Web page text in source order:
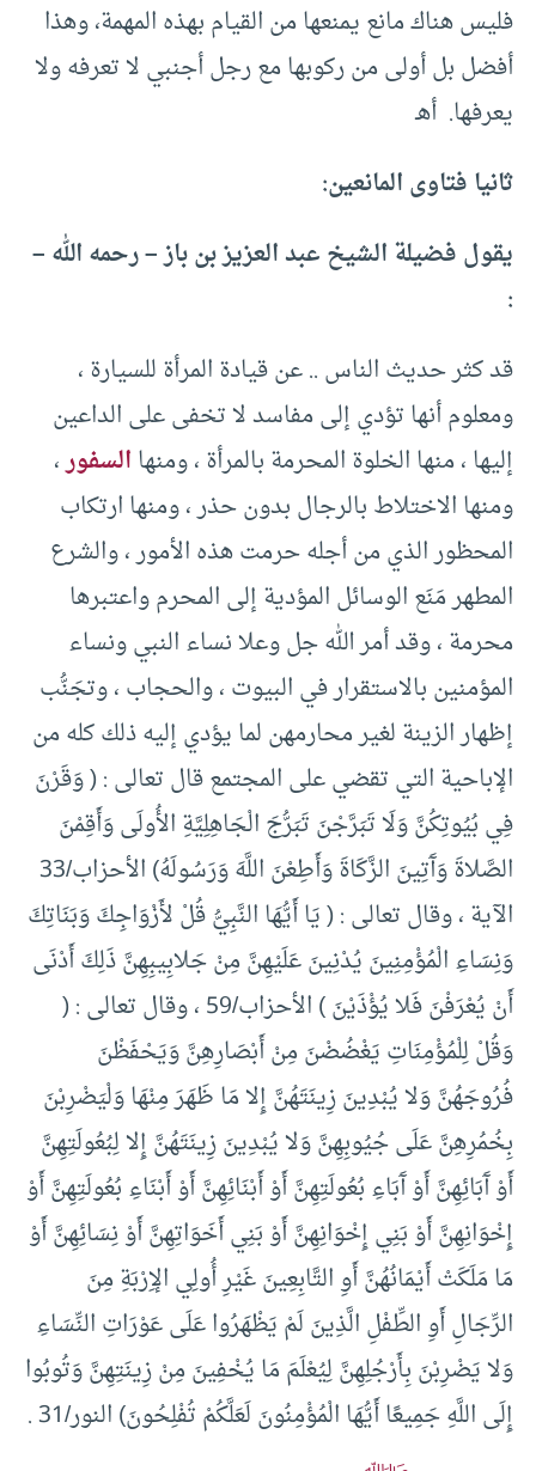
فليس هناك مانع يمنعها من القيام بهذه المهمة، وهذا
أفضل بل أولى من ركوبها مع رجل أجنبي لا تعرفه ولا
يعرفها. أهـ
ثانيا فتاوى المانعين:
يقول فضيلة الشيخ عبد العزيز بن باز – رحمه الله –
:
قد كثر حديث الناس .. عن قيادة المرأة للسيارة ،
ومعلوم أنها تؤدي إلى مفاسد لا تخفى على الداعين
إليها ، منها الخلوة المحرمة بالمرأة ، ومنهاالسفور،
ومنها الاختلاط بالرجال بدون حذر ، ومنها ارتكاب
المحظور الذي من أجله حرمت هذه الأمور ، والشرع
المطهر مَنَع الوسائل المؤدية إلى المحرم واعتبرها
محرمة ، وقد أمر الله جل وعلا نساء النبي ونساء
المؤمنين بالاستقرار في البيوت ، والحجاب ، وتجَنُّب
إظهار الزينة لغير محارمهن لما يؤدي إليه ذلك كله من
الإباحية التي تقضي على المجتمع قال تعالى : ( وَقَرْنَ
فِي بُيُوتِكُنَّ وَلَا تَبَرَّجْنَ تَبَرُّجَ الْجَاهِلِيَّةِ الأُولَى وَأَقِمْنَ
الصَّلاةَ وَآَتِينَ الزَّكَاةَ وَأَطِعْنَ اللَّهَ وَرَسُولَهُ) الأحزاب/33
الآية ، وقال تعالى : ( يَا أَيُّهَا النَّبِيُّ قُلْ لأَزْوَاجِكَ وَبَنَاتِكَ
وَنِسَاءِ الْمُؤْمِنِينَ يُدْنِينَ عَلَيْهِنَّ مِنْ جَلابِيبِهِنَّ ذَلِكَ أَدْنَى
أَنْ يُعْرَفْنَ فَلا يُؤْذَيْنَ ) الأحزاب/59 ، وقال تعالى : (
وَقُلْ لِلْمُؤْمِنَاتِ يَغْضُضْنَ مِنْ أَبْصَارِهِنَّ وَيَحْفَظْنَ
فُرُوجَهُنَّ وَلا يُبْدِينَ زِينَتَهُنَّ إِلا مَا ظَهَرَ مِنْهَا وَلْيَضْرِبْنَ
بِخُمُرِهِنَّ عَلَى جُيُوبِهِنَّ وَلا يُبْدِينَ زِينَتَهُنَّ إِلا لِبُعُولَتِهِنَّ
أَوْ آَبَائِهِنَّ أَوْ آَبَاءِ بُعُولَتِهِنَّ أَوْ أَبْنَائِهِنَّ أَوْ أَبْنَاءِ بُعُولَتِهِنَّ أَوْ
إِخْوَانِهِنَّ أَوْ بَنِي إِخْوَانِهِنَّ أَوْ بَنِي أَخَوَاتِهِنَّ أَوْ نِسَائِهِنَّ أَوْ
مَا مَلَكَتْ أَيْمَانُهُنَّ أَوِ التَّابِعِينَ غَيْرِ أُولِي الإِرْبَةِ مِنَ
الرِّجَالِ أَوِ الطِّفْلِ الَّذِينَ لَمْ يَظْهَرُوا عَلَى عَوْرَاتِ النِّسَاءِ
وَلا يَضْرِبْنَ بِأَرْجُلِهِنَّ لِيُعْلَمَ مَا يُخْفِينَ مِنْ زِينَتِهِنَّ وَتُوبُوا
إِلَى اللَّهِ جَمِيعًا أَيُّهَا الْمُؤْمِنُونَ لَعَلَّكُمْ تُفْلِحُونَ) النور/31 .